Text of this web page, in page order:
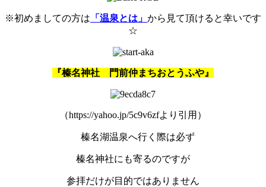
※初めましての方は 「温泉とは」 から見て頂けると幸いです
☆
『榛名神社 門前仲まちおとうふや』
（https://yahoo.jp/5c9v6zfより引用）
榛名湖温泉へ行く際は必ず
榛名神社にも寄るのですが
参拝だけが目的ではありません